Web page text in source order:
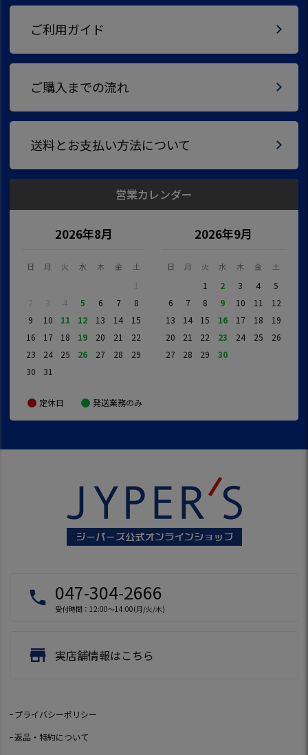
ご利用ガイド
ご購入までの流れ
送料とお支払い方法について
営業カレンダー
2026年8月
日 月 火 水 木 金 土
1
2
3 4 5 6 7
8
9
10 11 12 13 14
15
16
17 18 19 20 21
22
23
24 25 26 27 28
29
30
31
2026年9月
日 月 火 水 木 金 土
1 2 3 4
5
6
7 8 9 10 11
12
13
14 15 16 17 18
19
20
21 22 23 24 25
26
27
28 29 30
定休日 発送業務のみ
local_phone 047-304-2666
受付時間：12:00～14:00(月/火/木)
store 実店舗情報はこちら
プライバシーポリシー
返品・特約について